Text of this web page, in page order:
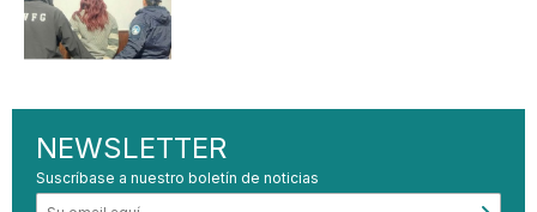
NEWSLETTER
Suscríbase a nuestro boletín de noticias